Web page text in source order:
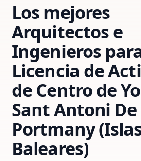
Los mejores
Arquitectos e
Ingenieros
Licencia de
de Centro de
Sant Antoni De
Portmany
Baleares)